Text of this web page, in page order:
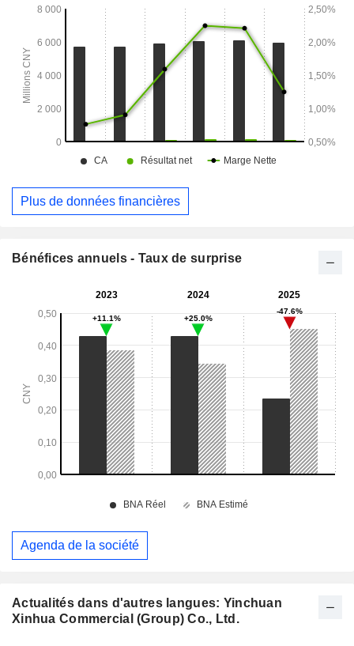
Actualités dans d'autres langues: Yinchuan
Xinhua Commercial (Group) Co., Ltd.
Plus de données financières
Bénéfices annuels - Taux de surprise
Agenda de la société